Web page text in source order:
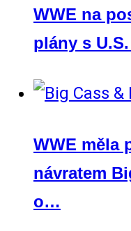
WWE na
plány s
WWE měla
návratem
o…